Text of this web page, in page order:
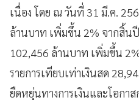
เนื่อง โดย ณ วันที่ 31 มี.ค.
ล้านบาท เพิ่มขึ้น 2% จากสิ้น
102,456 ล้านบาท เพิ่มขึ้น
รายการเทียบเท่าเงินสด
ยืดหยุ่นทางการเงินและโอกา